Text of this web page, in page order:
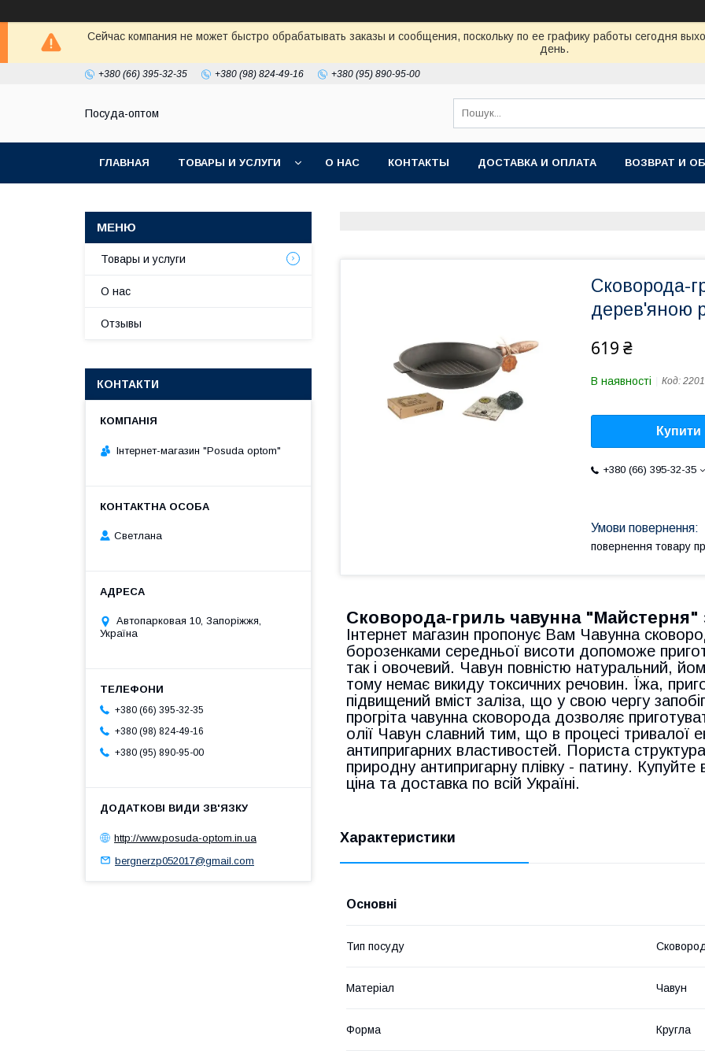
Сейчас компания не может быстро обрабатывать заказы и сообщения, поскольку по ее графику работы сегодня
день.
+380 (66) 395-32-35 +380 (98) 824-49-16 +380 (95) 890-95-00
Посуда-оптом
ГЛАВНАЯ ТОВАРЫ И УСЛУГИ О НАС КОНТАКТЫ ДОСТАВКА И ОПЛАТА ВОЗВРАТ И
Сковорода-
дерев'яною
619 ₴
В наявності Код:
Купити
+380 (66) 395-32-35
повернення товару
Сковорода-гриль чавунна
Інтернет магазин пропонує Вам Чавунна
борозенками середньої висоти допоможе
так і овочевий. Чавун повністю натуральний,
тому немає викиду токсичних речовин. Їжа,
підвищений вміст заліза, що у свою чергу
прогріта чавунна сковорода дозволяє
олії Чавун славний тим, що в процесі тривалої
антипригарних властивостей. Пориста
природну антипригарну плівку - патину. Купуйте
ціна та доставка по всій Україні.
Характеристики
Основні
Тип посуду
Матеріал Чавун
Форма Кругла
Товары и услуги
О нас
Отзывы
КОНТАКТИ
Інтернет-магазин "Posuda optom"
Светлана
Автопарковая 10, Запоріжжя,
Україна
+380 (66) 395-32-35
+380 (98) 824-49-16
+380 (95) 890-95-00
http://www.posuda-optom.in.ua
bergnerzp052017@gmail.com